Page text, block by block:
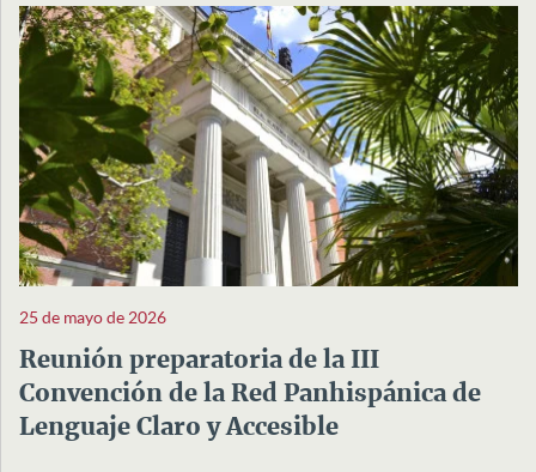
25 de mayo de 2026
Reunión preparatoria de la III
Convención de la Red Panhispánica de
Lenguaje Claro y Accesible